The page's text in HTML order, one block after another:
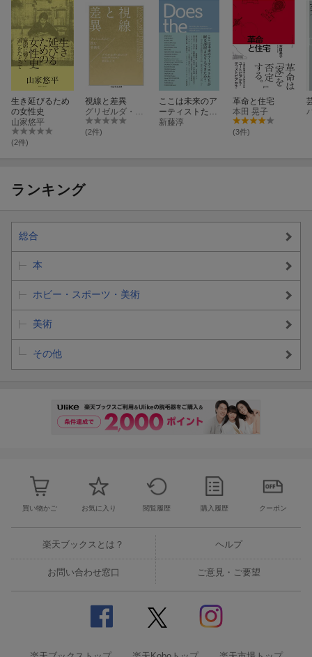
生き延びるため
の女性史
山家悠平
(2件)
視線と差異
(2件)
ここは未来のア
ーティストたち
が眠る部屋とな
新藤淳
革命と住宅
本田 晃子
(3件)
ランキング
総合
本
ホビー・スポーツ・美術
美術
その他
買い物かご お気に入り 閲覧履歴 購入履歴 クーポン
楽天ブックスとは？ ヘルプ
お問い合わせ窓口 ご意見・ご要望